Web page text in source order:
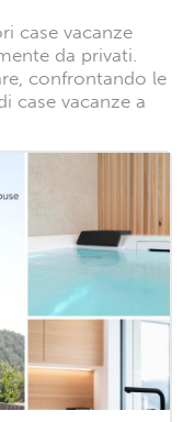
case vacanze
da privati.
confrontando le
case vacanze a